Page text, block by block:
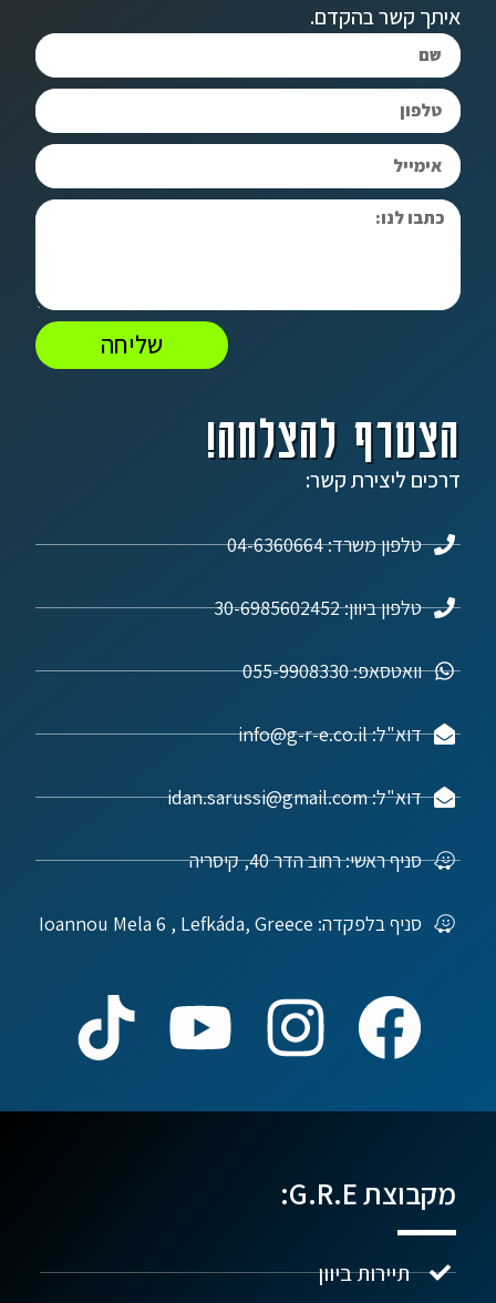
הצטרף להצלחה!
דרכים ליצירת קשר:
טלפון משרד: 04-6360664
טלפון ביוון: 30-6985602452
וואטסאפ: 055-9908330
דוא"ל: info@g-r-e.co.il
דוא"ל: idan.sarussi@gmail.com
סניף ראשי: רחוב הדר 40, קיסריה
סניף בלפקדה: Ioannou Mela 6 , Lefkáda, Greece
איתך קשר בהקדם.
שליחה
מקבוצת G.R.E:
תיירות ביוון